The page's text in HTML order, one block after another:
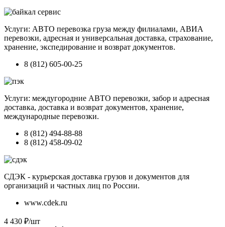
Услуги: АВТО перевозка груза между филиалами, АВИА
перевозки, адресная и универсальная доставка, страхование,
хранение, экспедирование и возврат документов.
8 (812) 605-00-25
Услуги: междугородние АВТО перевозки, забор и адресная
доставка, доставка и возврат документов, хранение,
международные перевозки.
8 (812) 494-88-88
8 (812) 458-09-02
СДЭК - курьерская доставка грузов и документов для
организаций и частных лиц по России.
www.cdek.ru
4 430 ₽/шт